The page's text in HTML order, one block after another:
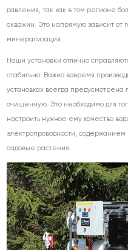
давления, так как в том регионе
скважин. Это напрямую зависит от
минерализация.
Наши установки отлично
стабильно. Важно вовремя
установках всегда
очищенную. Это необходимо для
настроить нужное ему качество
электропроводности, содержанием
садовые растения.